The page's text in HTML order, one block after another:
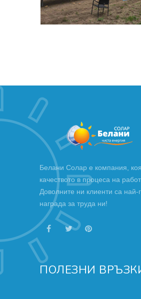
Белани Солар е компания,
качеството в процеса на
Доволните ни клиенти са най-
награда за труда ни!
ПОЛЕЗНИ